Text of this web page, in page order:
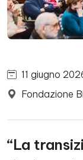
11 giugno
Fondazione
“La